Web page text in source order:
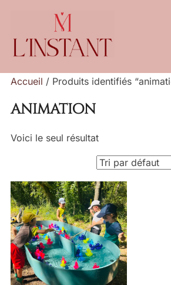
contenu
Accueil / Produits identifiés
animation
Voici le seul résultat